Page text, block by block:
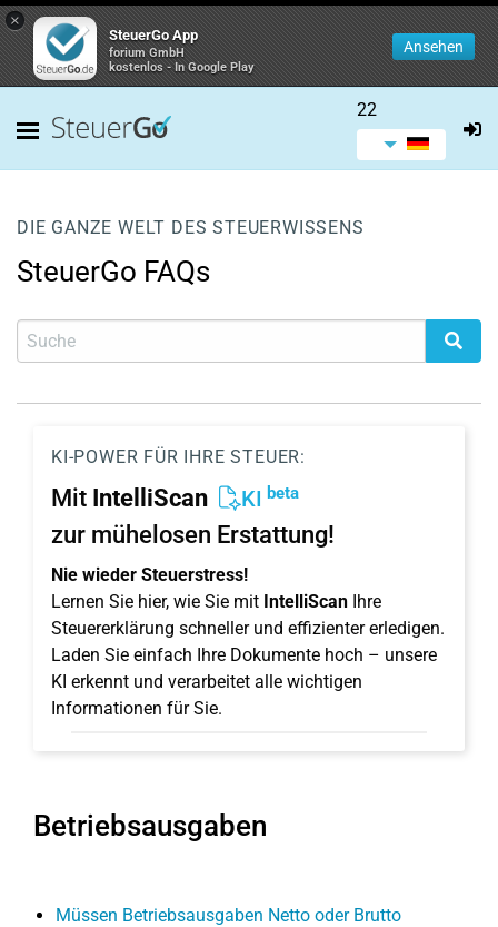
×
SteuerGo App
forium GmbH
kostenlos - In Google Play
Ansehen
22
DIE GANZE WELT DES STEUERWISSENS
SteuerGo FAQs
KI-POWER FÜR IHRE STEUER:
Mit IntelliScan KI beta
zur mühelosen Erstattung!
Nie wieder Steuerstress!
Lernen Sie hier, wie Sie mit IntelliScan Ihre
Steuererklärung schneller und effizienter erledigen.
Laden Sie einfach Ihre Dokumente hoch – unsere
KI erkennt und verarbeitet alle wichtigen
Informationen für Sie.
Betriebsausgaben
Müssen Betriebsausgaben Netto oder Brutto